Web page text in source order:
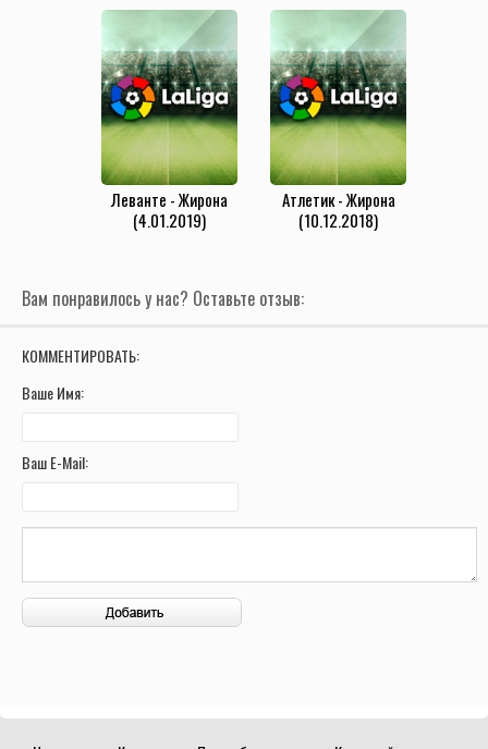
Леванте - Жирона
(4.01.2019)
Атлетик - Жирона
(10.12.2018)
Вам понравилось у нас? Оставьте отзыв:
КОММЕНТИРОВАТЬ:
Ваше Имя:
Ваш E-Mail: